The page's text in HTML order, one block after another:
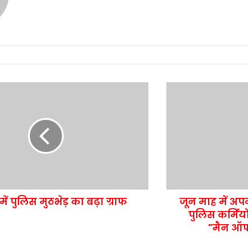
पुलिस मुठभेड़ का बढ़ा ग्राफ
जून माह में
पुलिस
"मैन ऑफ